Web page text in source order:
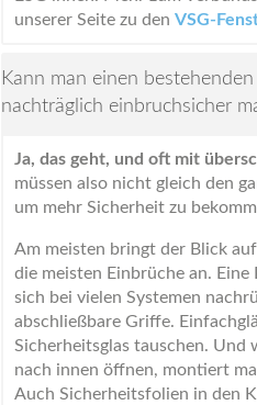
unserer Seite zu den VSG-
Kann man einen
nachträglich einbruchsicher
Ja, das geht, und oft mit
müssen also nicht gleich den
um mehr Sicherheit zu
Am meisten bringt der Blick
die meisten Einbrüche an.
sich bei vielen Systemen
abschließbare Griffe.
Sicherheitsglas tauschen. Und
nach innen öffnen, montiert
Auch Sicherheitsfolien in den